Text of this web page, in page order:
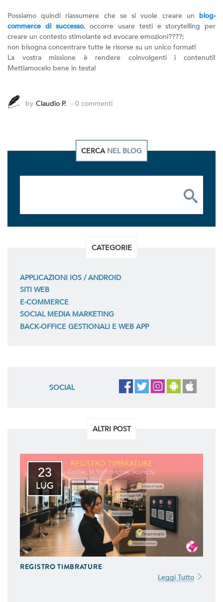
Possiamo quindi riassumere che se si vuole creare un blog-
commerce di successo, occorre usare testi e storytelling per
creare un contesto stimolante ed evocare emozioni????;
non bisogna concentrare tutte le risorse su un unico format!
La vostra missione è rendere coinvolgenti i contenuti!
Mettiamocelo bene in testa!
by Claudio P. - 0 commenti
CERCA NEL BLOG
CATEGORIE
APPLICAZIONI IOS / ANDROID
SITI WEB
E-COMMERCE
SOCIAL MEDIA MARKETING
BACK-OFFICE GESTIONALI E WEB APP
SOCIAL
ALTRI POST
23
LUG
REGISTRO TIMBRATURE
Leggi Tutto